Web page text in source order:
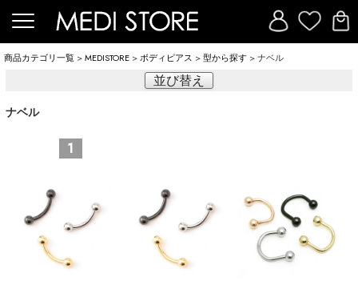
商品カテゴリ一覧 >MEDISTORE >ボディピアス >型から探す > ナベル
並び替え
ナベル
1